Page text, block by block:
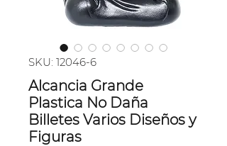
SKU: 12046-6
Alcancia Grande
Plastica No Daña
Billetes Varios Diseños y
Figuras